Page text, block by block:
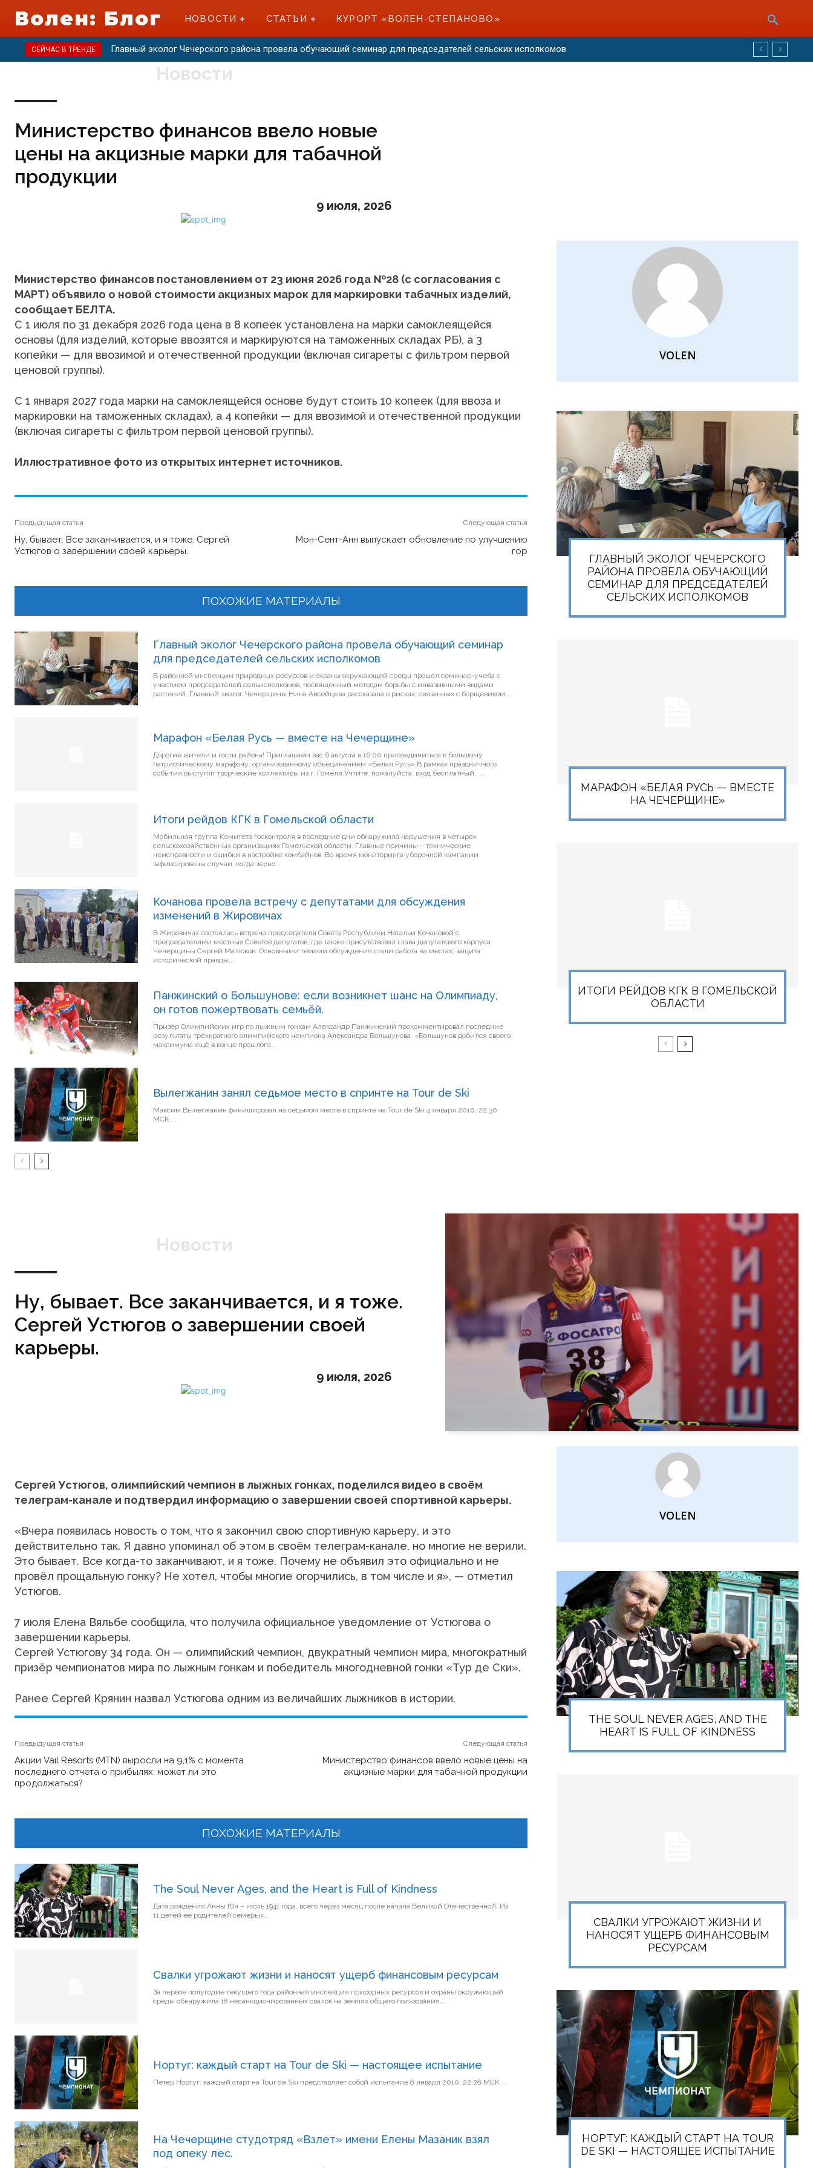
Волен: Блог НОВОСТИ СТАТЬИ КУРОРТ «ВОЛЕН-СТЕПАНОВО»
СЕЙЧАС В ТРЕНДЕ Главный эколог Чечерского района провела обучающий семинар для председателей сельских исполкомов
Новости
Министерство финансов ввело новые
цены на акцизные марки для табачной
продукции
9 июля, 2026
Министерство финансов постановлением от 23 июня 2026 года №28 (с согласования с
МАРТ) объявило о новой стоимости акцизных марок для маркировки табачных изделий,
сообщает БЕЛТА.
С 1 июля по 31 декабря 2026 года цена в 8 копеек установлена на марки самоклеящейся
основы (для изделий, которые ввозятся и маркируются на таможенных складах РБ), а 3
копейки — для ввозимой и отечественной продукции (включая сигареты с фильтром первой
ценовой группы).
С 1 января 2027 года марки на самоклеящейся основе будут стоить 10 копеек (для ввоза и
маркировки на таможенных складах), а 4 копейки — для ввозимой и отечественной продукции
(включая сигареты с фильтром первой ценовой группы).
Иллюстративное фото из открытых интернет источников.
Предыдущая статья
Ну, бывает. Все заканчивается, и я тоже. Сергей
Устюгов о завершении своей карьеры.
Следующая статья
Мон-Сент-Анн выпускает обновление по улучшению
гор
ПОХОЖИЕ МАТЕРИАЛЫ
Главный эколог Чечерского района провела обучающий семинар
для председателей сельских исполкомов
В районной инспекции природных ресурсов и охраны окружающей среды прошел семинар-учеба с
участием председателей сельисполкомов, посвященный методам борьбы с инвазивными видами
растений. Главный эколог Чечерщины Нина Авсейцева рассказала о рисках, связанных с борщевиком...
Марафон «Белая Русь — вместе на Чечерщине»
Дорогие жители и гости района! Приглашаем вас 6 августа в 16:00 присоединиться к большому
патриотическому марафону, организованному объединением «Белая Русь».В рамках праздничного
события выступят творческие коллективы из г. Гомеля.Учтите, пожалуйста: вход бесплатный. ...
Итоги рейдов КГК в Гомельской области
Мобильная группа Комитета госконтроля в последние дни обнаружила нарушения в четырех
сельскохозяйственных организациях Гомельской области. Главные причины – технические
неисправности и ошибки в настройке комбайнов. Во время мониторинга уборочной кампании
зафиксированы случаи, когда зерно...
Кочанова провела встречу с депутатами для обсуждения
изменений в Жировичах
В Жировичах состоялась встреча председателя Совета Республики Натальи Кочановой с
председателями местных Советов депутатов, где также присутствовал глава депутатского корпуса
Чечерщины Сергей Малюков. Основными темами обсуждения стали работа на местах, защита
исторической правды,...
Панжинский о Большунове: если возникнет шанс на Олимпиаду,
он готов пожертвовать семьёй.
Призёр Олимпийских игр по лыжным гонкам Александр Панжинский прокомментировал последние
результаты трёхкратного олимпийского чемпиона Александра Большунова. «Большунов добился своего
максимума ещё в конце прошлого...
Вылегжанин занял седьмое место в спринте на Tour de Ski
Максим Вылегжанин финишировал на седьмом месте в спринте на Tour de Ski 4 января 2010, 22:30
VOLEN
ГЛАВНЫЙ ЭКОЛОГ ЧЕЧЕРСКОГО
РАЙОНА ПРОВЕЛА ОБУЧАЮЩИЙ
СЕМИНАР ДЛЯ ПРЕДСЕДАТЕЛЕЙ
СЕЛЬСКИХ ИСПОЛКОМОВ
МАРАФОН «БЕЛАЯ РУСЬ — ВМЕСТЕ
НА ЧЕЧЕРЩИНЕ»
ИТОГИ РЕЙДОВ КГК В ГОМЕЛЬСКОЙ
ОБЛАСТИ